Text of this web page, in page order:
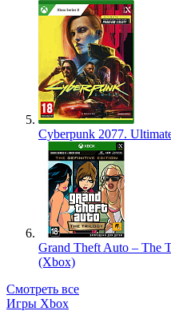
Cyberpunk 2077.
Grand Theft Auto – The
(Xbox)
Смотреть все
Игры Xbox